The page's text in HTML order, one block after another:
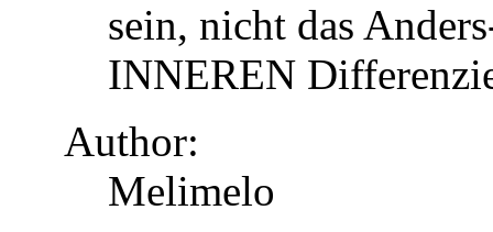
sein, nicht das
INNEREN
Author:
Melimelo